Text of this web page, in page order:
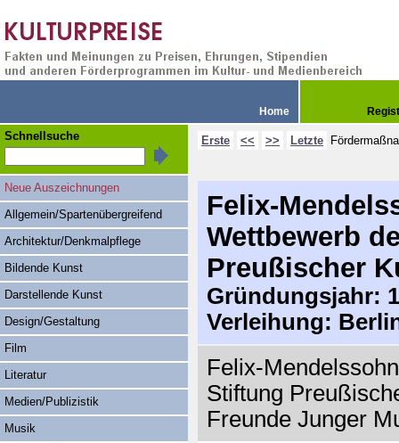
Home
Erste << >> Letzte
Felix-
Wettbewerb
Preußischer
Gründungsjahr:
Verleihung:
Felix-
Stiftung
Freunde Junger
Schnellsuche
Neue Auszeichnungen
Allgemein/Spartenübergreifend
Architektur/Denkmalpflege
Bildende Kunst
Darstellende Kunst
Design/Gestaltung
Film
Literatur
Medien/Publizistik
Musik